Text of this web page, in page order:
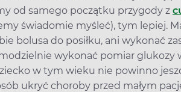
od samego początku przygody z
świadomie myśleć), tym lepiej.
bolusa do posiłku, ani wykonać
wykonać pomiar glukozy
w tym wieku nie powinno
ukryć choroby przed małym